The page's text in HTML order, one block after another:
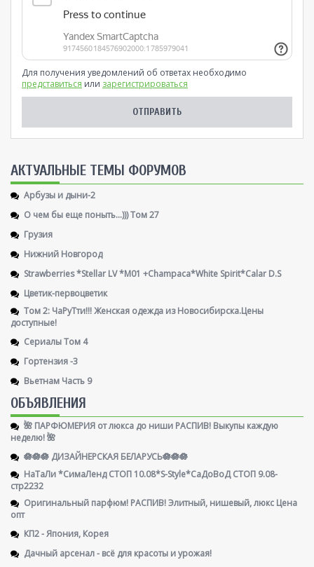
Для получения уведомлений об ответах необходимо
представиться или зарегистрироваться
AКТУАЛЬНЫЕ ТЕМЫ ФОРУМОВ
Арбузы и дыни-2
О чем бы еще поныть...))) Том 27
Грузия
Нижний Новгород
Strawberries *Stellar LV *M01 +Champaca*White Spirit*Calar D.S
Цветик-первоцветик
Том 2: ЧаРуТти!!! Женская одежда из Новосибирска.Цены
доступные!
Сериалы Том 4
Гортензия -3
Вьетнам Часть 9
ОБЪЯВЛЕНИЯ
🌺 ПАРФЮМЕРИЯ от люкса до ниши РАСПИВ! Выкупы каждую
неделю! 🌺
🪷🪷🪷 ДИЗАЙНЕРСКАЯ БЕЛАРУСЬ🪷🪷🪷
НаТаЛи *СимаЛенд СТОП 10.08*S-Style*СаДоВоД СТОП 9.08-
стр2232
Оригинальный парфюм! РАСПИВ! Элитный, нишевый, люкс Цена
опт
КП2 - Япония, Корея
Дачный арсенал - всё для красоты и урожая!